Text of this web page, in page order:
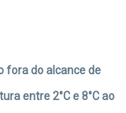
fora do alcance de
entre 2°C e 8°C ao